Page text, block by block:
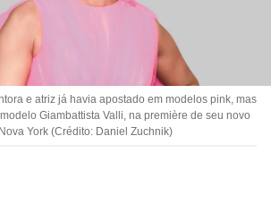
e atriz já havia apostado em modelos pink, mas
Giambattista Valli, na première de seu novo
York (Crédito: Daniel Zuchnik)